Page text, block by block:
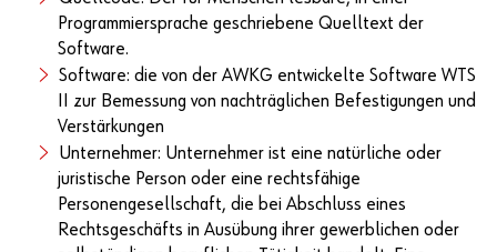
Programmiersprache geschriebene Quelltext der
Software.
Software: die von der AWKG entwickelte Software WTS
II zur Bemessung von nachträglichen Befestigungen und
Verstärkungen
Unternehmer: Unternehmer ist eine natürliche oder
juristische Person oder eine rechtsfähige
Personengesellschaft, die bei Abschluss eines
Rechtsgeschäfts in Ausübung ihrer gewerblichen oder